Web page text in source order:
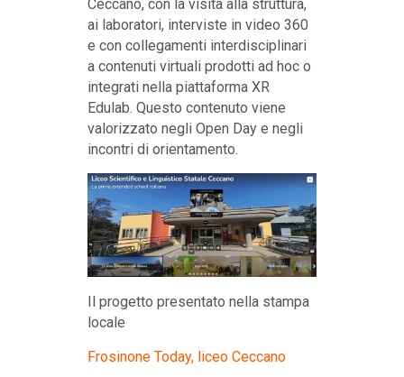
Ceccano, con la visita alla struttura,
ai laboratori, interviste in video 360
e con collegamenti interdisciplinari
a contenuti virtuali prodotti ad hoc o
integrati nella piattaforma XR
Edulab. Questo contenuto viene
valorizzato negli Open Day e negli
incontri di orientamento.
Il progetto presentato nella stampa
locale
Frosinone Today, liceo Ceccano